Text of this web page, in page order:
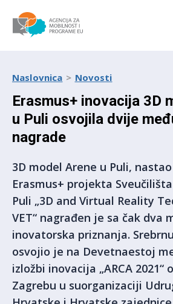
Naslovnica Novosti
Erasmus+ inovacija 3D
u Puli osvojila dvije
nagrade
3D model Arene u Puli,
Erasmus+ projekta
Puli „3D and Virtual Reality
VET“ nagrađen je sa čak dva
inovatorska priznanja.
osvojio je na Devetnaestoj
izložbi inovacija „ARCA 2021“
Zagrebu u suorganizaciji